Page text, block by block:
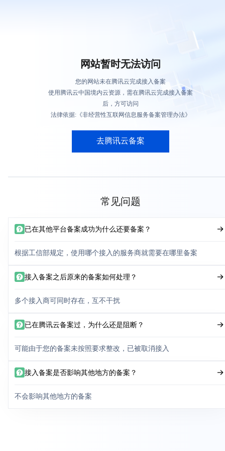
网站暂时无法访问
您的网站未在腾讯云完成接入备案
使用腾讯云中国境内云资源，需在腾讯云完成接入备案
后，方可访问
法律依据:《非经营性互联网信息服务备案管理办法》
去腾讯云备案
常见问题
已在其他平台备案成功为什么还要备案？
根据工信部规定，使用哪个接入的服务商就需要在哪里备案
接入备案之后原来的备案如何处理？
多个接入商可同时存在，互不干扰
已在腾讯云备案过，为什么还是阻断？
可能由于您的备案未按照要求整改，已被取消接入
接入备案是否影响其他地方的备案？
不会影响其他地方的备案